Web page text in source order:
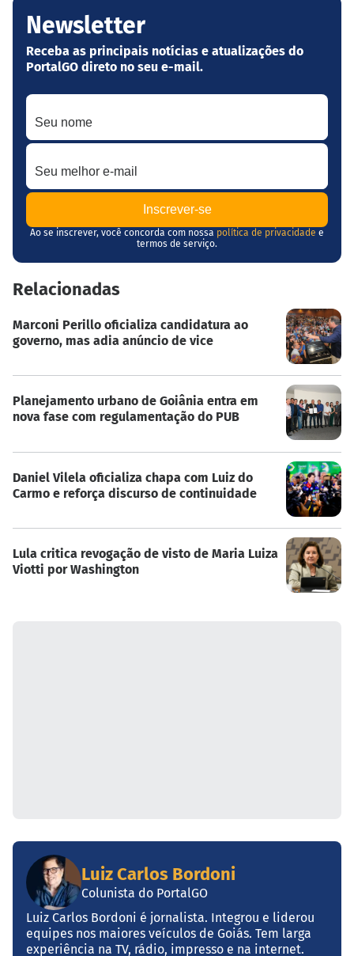
Newsletter
Receba as principais notícias e atualizações do
PortalGO direto no seu e-mail.
Seu nome
Seu melhor e-mail
Ao se inscrever, você concorda com nossa política de privacidade e
termos de serviço.
Relacionadas
Marconi Perillo oficializa candidatura ao
governo, mas adia anúncio de vice
Planejamento urbano de Goiânia entra em
nova fase com regulamentação do PUB
Daniel Vilela oficializa chapa com Luiz do
Carmo e reforça discurso de continuidade
Lula critica revogação de visto de Maria Luiza
Viotti por Washington
Luiz Carlos Bordoni
Colunista do PortalGO
Luiz Carlos Bordoni é jornalista. Integrou e liderou
equipes nos maiores veículos de Goiás. Tem larga
experiência na TV, rádio, impresso e na internet.